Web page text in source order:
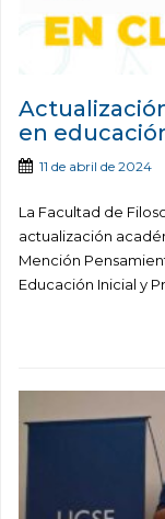
en
11 de abril de 2024
La Facultad de
actualización
Mención
Educación Inicial y